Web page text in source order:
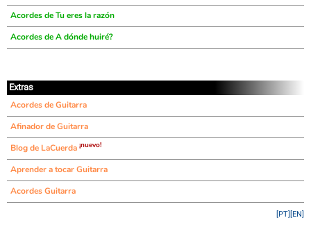
Acordes de Tu eres la razón
Acordes de A dónde huiré?
Extras
Acordes de Guitarra
Afinador de Guitarra
Blog de LaCuerda ¡nuevo!
Aprender a tocar Guitarra
Acordes Guitarra
[EN]
[PT]